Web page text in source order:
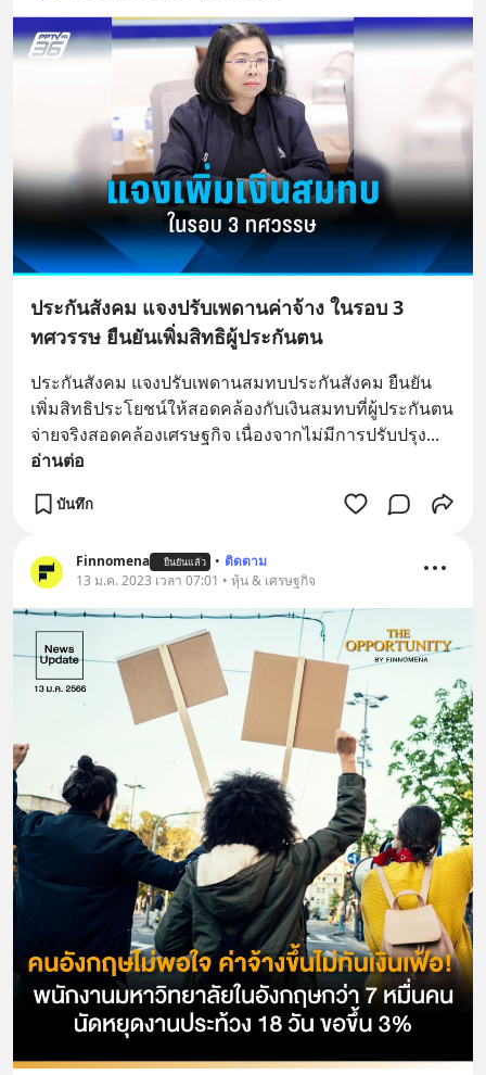
ประกันสังคม แจงปรับเพดานค่าจ้าง ในรอบ 3
ทศวรรษ ยืนยันเพิ่มสิทธิผู้ประกันตน
ประกันสังคม แจงปรับเพดานสมทบประกันสังคม ยืนยัน
เพิ่มสิทธิประโยชน์ให้สอดคล้องกับเงินสมทบที่ผู้ประกันตน
จ่ายจริงสอดคล้องเศรษฐกิจ เนื่องจากไม่มีการปรับปรุง
อ่านต่อ
บันทึก
Finnomena ยืนยันแล้ว • ติดตาม
13 ม.ค. 2023 เวลา 07:01 • หุ้น & เศรษฐกิจ